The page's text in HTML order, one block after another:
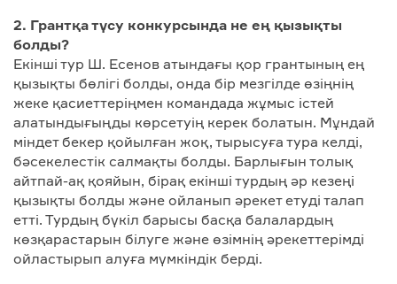
2. Грантқа түсу конкурсында не ең қызықты
болды?
Екінші тур Ш. Есенов атындағы қор грантының ең
қызықты бөлігі болды, онда бір мезгілде өзіңнің
жеке қасиеттеріңмен командада жұмыс істей
алатындығыңды көрсетуің керек болатын. Мұндай
міндет бекер қойылған жоқ, тырысуға тура келді,
бәсекелестік салмақты болды. Барлығын толық
айтпай-ақ қояйын, бірақ екінші турдың әр кезеңі
қызықты болды және ойланып әрекет етуді талап
етті. Турдың бүкіл барысы басқа балалардың
көзқарастарын білуге және өзімнің әрекеттерімді
ойластырып алуға мүмкіндік берді.